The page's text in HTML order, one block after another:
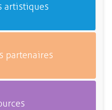
artistiques
partenaires